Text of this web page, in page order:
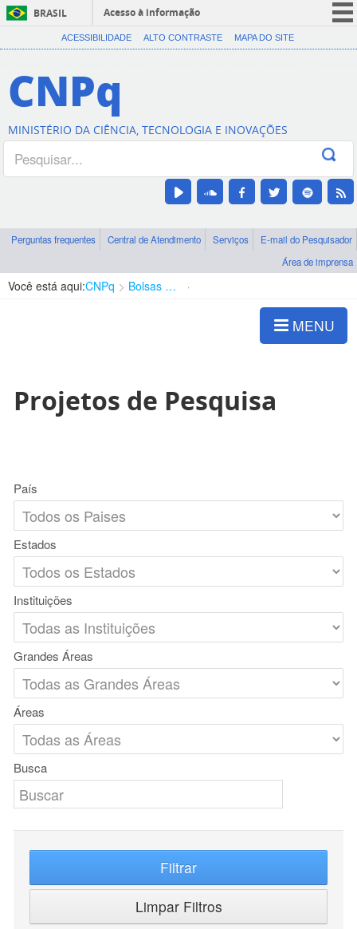
BRASIL
Acesso à informação
CORONAVÍRUS (COVID-19)
Canais
ACESSIBILIDADE ALTO CONTRASTE MAPA DO SITE
CNPq
MINISTÉRIO DA CIÊNCIA, TECNOLOGIA E INOVAÇÕES
Perguntas frequentes Central de Atendimento Serviços
E-mail do Pesquisador
Área de imprensa
Você está aqui:CNPq Bolsas e Auxílios Vigentes
MENU
Projetos de Pesquisa
País
Estados
Instituições
Grandes Áreas
Áreas
Busca
Filtrar
Limpar Filtros